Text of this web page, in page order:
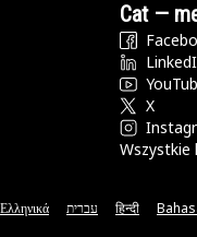
Cat —
X
Wszystkie
Ελληνικά עברית हिन्दी